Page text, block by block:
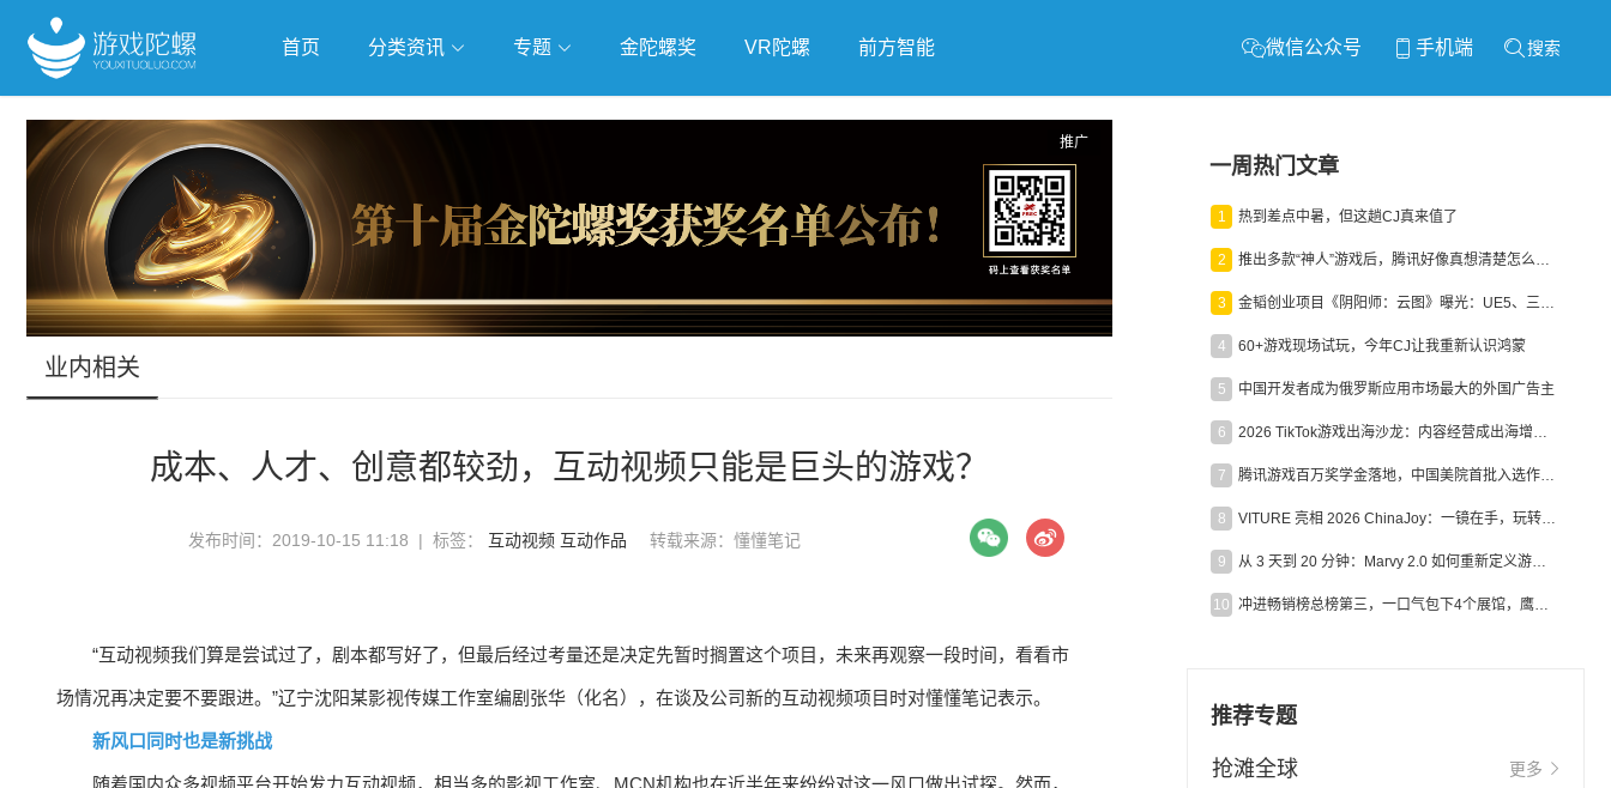
首页 分类资讯 专题
抢滩全球 人工智能 武侠游戏 独立游戏 云游戏
跨界Talk
金陀螺奖 VR陀螺 前方智能 微信公众号 手机端 搜索
推广
业内相关
成本、人才、创意都较劲，互动视频只能是巨头的游戏？
发布时间：2019-10-15 11:18 | 标签： 互动视频 互动作品 转载来源：懂懂笔记
“互动视频我们算是尝试过了，剧本都写好了，但最后经过考量还是决定先暂时搁置这个项目，未来再观察一段时间，看看市
场情况再决定要不要跟进。”辽宁沈阳某影视传媒工作室编剧张华（化名），在谈及公司新的互动视频项目时对懂懂笔记表示。
新风口同时也是新挑战
随着国内众多视频平台开始发力互动视频，相当多的影视工作室、MCN机构也在近半年来纷纷对这一风口做出试探。然而，
一周热门文章
1 热到差点中暑，但这趟CJ真来值了
2 推出多款“神人”游戏后，腾讯好像真想清楚怎么做二次元了
3 金韬创业项目《阴阳师：云图》曝光：UE5、三端互通、ARPG
4 60+游戏现场试玩，今年CJ让我重新认识鸿蒙
5 中国开发者成为俄罗斯应用市场最大的外国广告主
6 2026 TikTok游戏出海沙龙：内容经营成出海增长新引擎
7 腾讯游戏百万奖学金落地，中国美院首批入选作品获业内关注
8 VITURE 亮相 2026 ChinaJoy：一镜在手，玩转全场！
9 从 3 天到 20 分钟：Marvy 2.0 如何重新定义游戏出海营销效率？
10 冲进畅销榜总榜第三，一口气包下4个展馆，鹰角把嘉年华做爆了
推荐专题
抢滩全球 更多